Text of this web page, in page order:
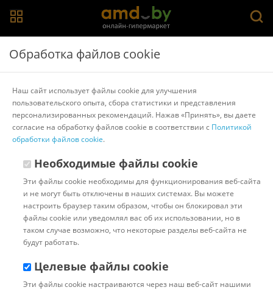
Главная > Каталог товаров
Расходные материалы для
ламинаторов и брошюровщиков > CACTUS
Пленка для ламинирования CACTUS глянцевая A4,
125 мкм, 100 л
Другие товары CACTUS
Обработка файлов cookie
Наш сайт использует файлы cookie для улучшения
пользовательского опыта, сбора статистики и представления
персонализированных рекомендаций. Нажав «Принять», вы даете
согласие на обработку файлов cookie в соответствии с Политикой
обработки файлов cookie.
Необходимые файлы cookie
Эти файлы cookie необходимы для функционирования веб-сайта
и не могут быть отключены в наших системах. Вы можете
настроить браузер таким образом, чтобы он блокировал эти
файлы cookie или уведомлял вас об их использовании, но в
таком случае возможно, что некоторые разделы веб-сайта не
будут работать.
Целевые файлы cookie
Эти файлы cookie настраиваются через наш веб-сайт нашими